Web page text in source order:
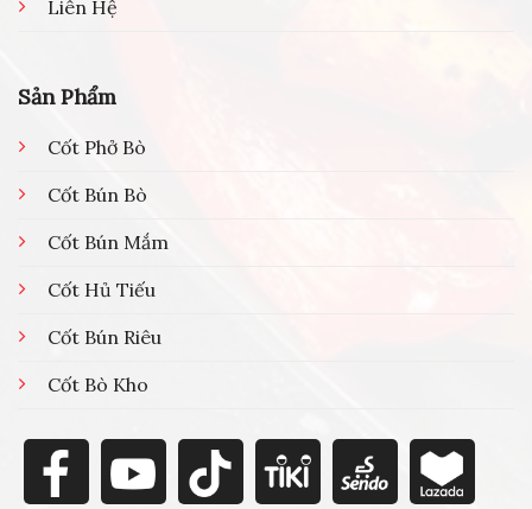
Liên Hệ
Sản Phẩm
Cốt Phở Bò
Cốt Bún Bò
Cốt Bún Mắm
Cốt Hủ Tiếu
Cốt Bún Riêu
Cốt Bò Kho